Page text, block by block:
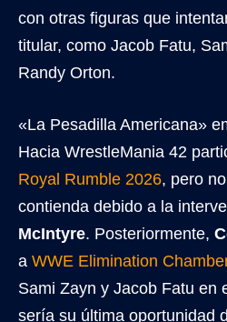
con otras figuras que
titular, como Jacob Fatu,
Randy Orton.
«La Pesadilla Americana»
Hacia WrestleMania 42
Royal Rumble 2026, pero
contienda debido a la
McIntyre. Posteriormente,
a WWE Elimination
Sami Zayn y Jacob Fatu en
sería su última oportunidad